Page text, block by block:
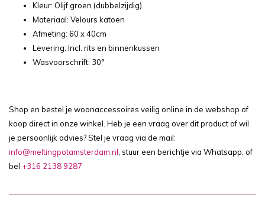
Kleur: Olijf groen (dubbelzijdig)
Materiaal: Velours katoen
Afmeting: 60 x 40cm
Levering: Incl. rits en binnenkussen
Wasvoorschrift: 30°
Shop en bestel je woonaccessoires veilig online in de webshop of
koop direct in onze winkel. Heb je een vraag over dit product of wil
je persoonlijk advies? Stel je vraag via de mail:
info@meltingpotamsterdam.nl, stuur een berichtje via Whatsapp, of
bel +316 2138 9287